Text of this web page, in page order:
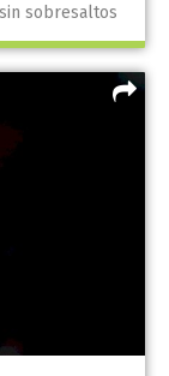
sobresaltos